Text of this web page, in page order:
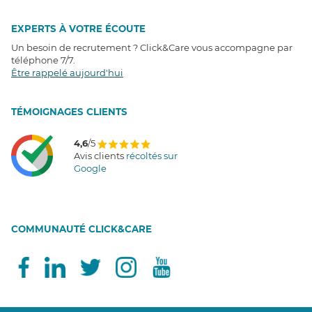
EXPERTS À VOTRE ÉCOUTE
Un besoin de recrutement ? Click&Care vous accompagne par
téléphone 7/7
Être rappelé aujourd'hui
TÉMOIGNAGES CLIENTS
4,6/5
Avis clients récoltés sur
Google
COMMUNAUTÉ CLICK&CARE